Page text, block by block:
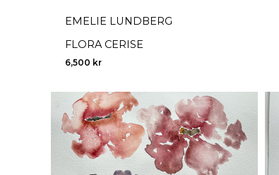
EMELIE LUNDBERG
FLORA CERISE
6,500 kr